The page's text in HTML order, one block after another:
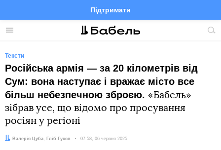
Меню
Підтримати
FacebookTelegramTwitter
Тексти
Російська армія — за 20 кілометрів від
Сум: вона наступає і вражає місто все
більш небезпечною зброєю. «Бабель»
зібрав усе, що відомо про просування
росіян у регіоні
Автор:Валерія Цуба
Редактор: Гліб Гусєв Дата:
07:58, 06 червня 2025